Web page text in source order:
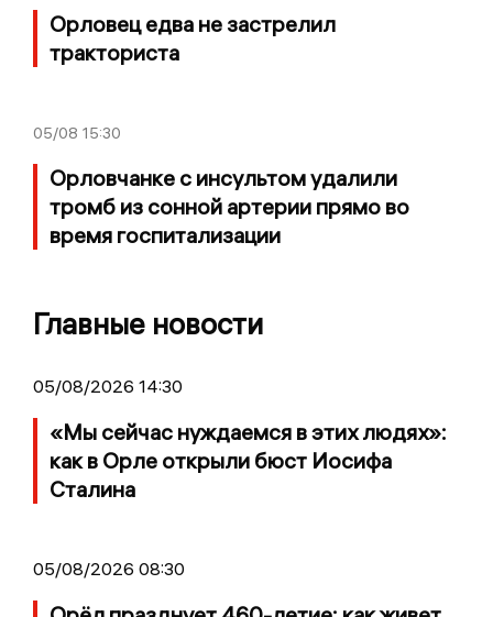
Орловец едва не застрелил
тракториста
05/08 15:30
Орловчанке с инсультом удалили
тромб из сонной артерии прямо во
время госпитализации
Главные новости
05/08/2026 14:30
«Мы сейчас нуждаемся в этих людях»:
как в Орле открыли бюст Иосифа
Сталина
05/08/2026 08:30